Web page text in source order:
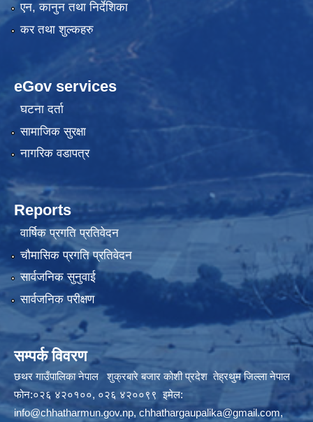
एन, कानुन तथा निर्देशिका
कर तथा शुल्कहरु
eGov services
घटना दर्ता
सामाजिक सुरक्षा
नागरिक वडापत्र
Reports
वार्षिक प्रगति प्रतिवेदन
चौमासिक प्रगति प्रतिवेदन
सार्वजनिक सुनुवाई
सार्वजनिक परीक्षण
सम्पर्क विवरण
छथर गाउँपालिका नेपाल शुक्रबारे बजार कोशी प्रदेश तेह्रथुम जिल्ला नेपाल
फोन:०२६ ४२०१००, ०२६ ४२००९९ इमेल:
info@chhatharmun.gov.np, chhathargaupalika@gmail.com,